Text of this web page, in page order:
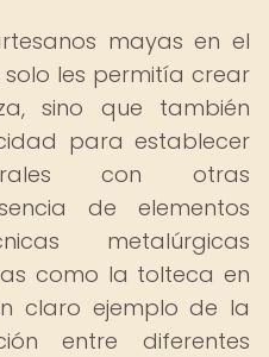
mayas en el
les permitía crear
sino que también
para establecer
con otras
de elementos
metalúrgicas
como la tolteca en
claro ejemplo de la
entre diferentes